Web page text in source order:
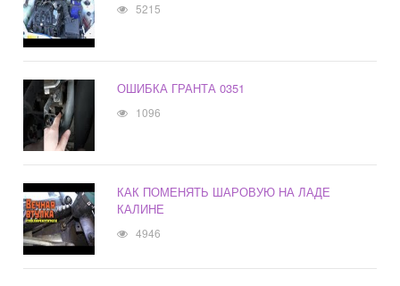
5215
ОШИБКА ГРАНТА 0351
1096
КАК ПОМЕНЯТЬ ШАРОВУЮ НА ЛАДЕ
КАЛИНЕ
4946